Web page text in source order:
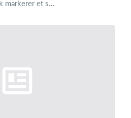
markerer et s...